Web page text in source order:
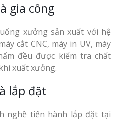
gia công
xưởng sản xuất với hệ
cắt CNC, máy in UV, máy
đều được kiểm tra chất
xuất xưởng.
lắp đặt
nghề tiến hành lắp đặt tại